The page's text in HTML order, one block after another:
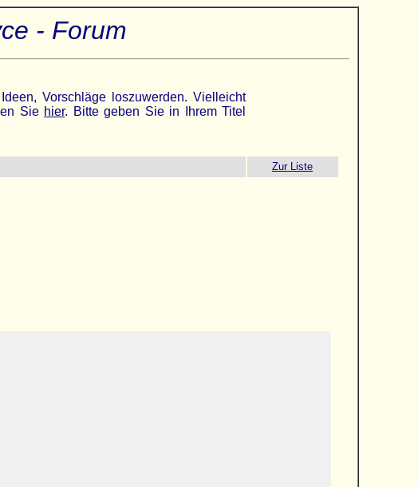
- Forum
Vorschläge loszuwerden. Vielleicht
Sie hier. Bitte geben Sie in Ihrem Titel
Zur Liste